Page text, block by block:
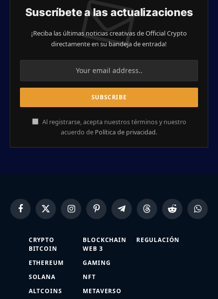
Suscríbete a las actualizaciones
¡Reciba las últimas noticias creativas de Official Crypto
directamente en su bandeja de entrada!
Al registrarse, acepta nuestros términos y nuestro
acuerdo de Política de privacidad.
FacebookX
(Twitter)
InstagramPinterestTelegramThreads Reddit
CRYPTO
BITCOIN
ETHEREUM
SOLANA
ALTCOINS
BLOCKCHAIN
WEB 3
GAMING
NFT
METAVERSO
REGULACIÓN